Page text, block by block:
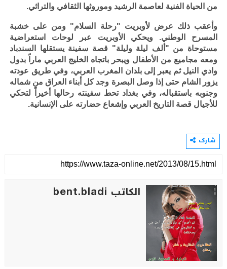
من الحياة الفنية لعاصمة الرشيد وموروثها الثقافي والتراثي.
وأعقب ذلك عرض لأوبريت "رحلة السلام" ومن على خشبة
المسرح الوطني. ويحكي الأوبريت عبر لوحات استعراضية
مستوحاة من "ألف ليلة وليلة" قصة سفينة يستقلها السندباد
ومعه مجاميع من الأطفال ويبحر باتجاه الخليج العربي ماراً بدول
وادي النيل ثم يعبر إلى بلدان المغرب العربي، وفي طريق عودته
يزور الشام حتى إذا وصل البصرة وجد كل أبناء العراق من شماله
وجنوبه باستقباله، وفي بغداد تحط سفينته رحالها أخيراً لتحكي
للأجيال قصة التاريخ العربي وإشعاع حضارته على الإنسانية.
شارك
الكاتب bent.bladi